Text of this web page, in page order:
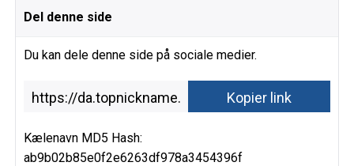
Del denne side
Du kan dele denne side på sociale medier.
Kælenavn MD5 Hash:
ab9b02b85e0f2e6263df978a3454396f